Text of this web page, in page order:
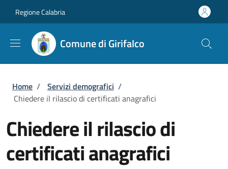
Regione Calabria
Comune di Girifalco
Briciole di pane
Home / Servizi demografici /
Chiedere il rilascio di certificati anagrafici
Chiedere il rilascio di
certificati anagrafici